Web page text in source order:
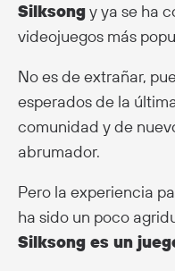
Silksongy ya se ha
videojuegos más
No es de extrañar,
esperados de la
comunidad y de
abrumador.
Pero la experiencia
ha sido un poco
Silksong es un